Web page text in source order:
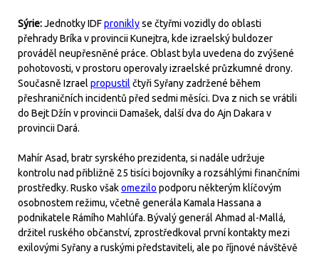
Sýrie:Jednotky IDFproniklyse čtyřmi vozidly do oblasti
přehrady Bríka v provincii Kunejtra, kde izraelský buldozer
prováděl neupřesněné práce. Oblast byla uvedena do zvýšené
pohotovosti, v prostoru operovaly izraelské průzkumné drony.
Současně Izrael propustil čtyři Syřany zadržené během
přeshraničních incidentů před sedmi měsíci. Dva z nich se vrátili
do Bejt Džín v provincii Damašek, další dva do Ajn Dakara v
provincii Dará.
Mahír Asad, bratr syrského prezidenta, si nadále udržuje
kontrolu nad přibližně 25 tisíci bojovníky a rozsáhlými finančními
prostředky. Rusko všakomezilo podporu některým klíčovým
osobnostem režimu, včetně generála Kamala Hassana a
podnikatele Rámího Mahlúfa. Bývalý generál Ahmad al-Mallá,
držitel ruského občanství, zprostředkoval první kontakty mezi
exilovými Syřany a ruskými představiteli, ale po říjnové návštěvě